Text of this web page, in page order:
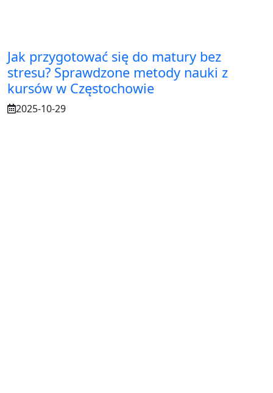
Jak przygotować się do matury bez
stresu? Sprawdzone metody nauki z
kursów w Częstochowie
2025-10-29